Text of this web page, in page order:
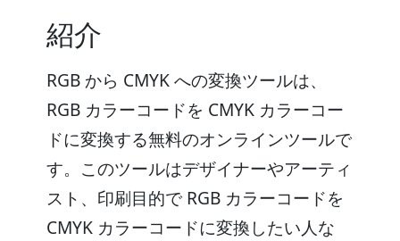
紹介
RGB から CMYK への変換ツールは、
RGB カラーコードを CMYK カラーコー
ドに変換する無料のオンラインツールで
す。このツールはデザイナーやアーティ
スト、印刷目的で RGB カラーコードを
CMYK カラーコードに変換したい人な